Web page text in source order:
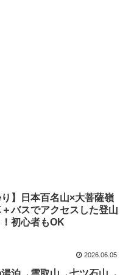
り】日本百名山×大菩薩嶺
バスでアクセスした登山
初心者もOK
2026.06.05